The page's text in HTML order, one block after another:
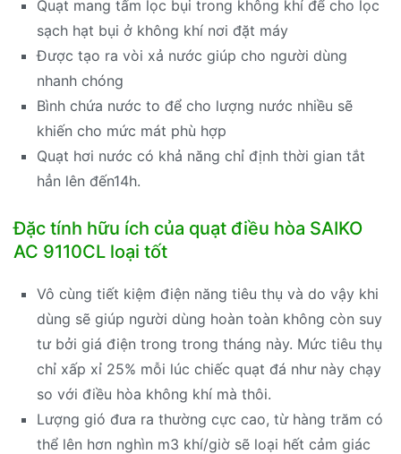
Quạt mang tấm lọc bụi trong không khí để cho lọc
sạch hạt bụi ở không khí nơi đặt máy
Được tạo ra vòi xả nước giúp cho người dùng
nhanh chóng
Bình chứa nước to để cho lượng nước nhiều sẽ
khiến cho mức mát phù hợp
Quạt hơi nước có khả năng chỉ định thời gian tắt
hẳn lên đến14h.
Đặc tính hữu ích của quạt điều hòa SAIKO
AC 9110CL loại tốt
Vô cùng tiết kiệm điện năng tiêu thụ và do vậy khi
dùng sẽ giúp người dùng hoàn toàn không còn suy
tư bởi giá điện trong trong tháng này. Mức tiêu thụ
chỉ xấp xỉ 25% mỗi lúc chiếc quạt đá như này chạy
so với điều hòa không khí mà thôi.
Lượng gió đưa ra thường cực cao, từ hàng trăm có
thể lên hơn nghìn m3 khí/giờ sẽ loại hết cảm giác